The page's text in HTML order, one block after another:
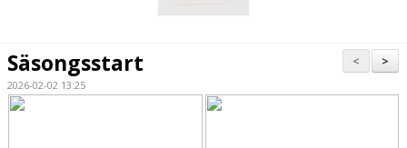
TRUPPEN
>
<
Säsongsstart
2026-02-02 13:25